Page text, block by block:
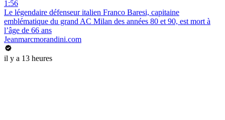
1:56
Le légendaire défenseur italien Franco Baresi, capitaine
emblématique du grand AC Milan des années 80 et 90, est mort à
l’âge de 66 ans
Jeanmarcmorandini.com
il y a 13 heures